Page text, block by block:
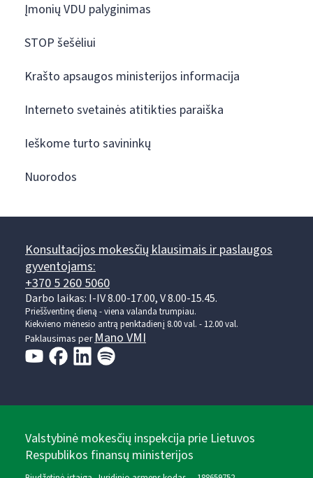
Įmonių VDU palyginimas
STOP šešėliui
Krašto apsaugos ministerijos informacija
Interneto svetainės atitikties paraiška
Ieškome turto savininkų
Nuorodos
Konsultacijos mokesčių klausimais ir paslaugos
gyventojams:
+370 5 260 5060
Darbo laikas: I-IV 8.00-17.00, V 8.00-15.45.
Prieššventinę dieną - viena valanda trumpiau.
Kiekvieno mėnesio antrą penktadienį 8.00 val. - 12.00 val.
Paklausimas perMano VMI
Valstybinė mokesčių inspekcija prie Lietuvos
Respublikos finansų ministerijos